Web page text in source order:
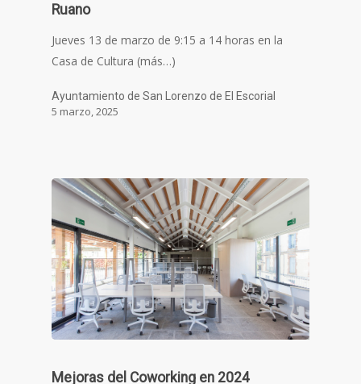
Ruano
Jueves 13 de marzo de 9:15 a 14 horas en la
Casa de Cultura (más…)
Ayuntamiento de San Lorenzo de El Escorial
5 marzo, 2025
Mejoras del Coworking en 2024